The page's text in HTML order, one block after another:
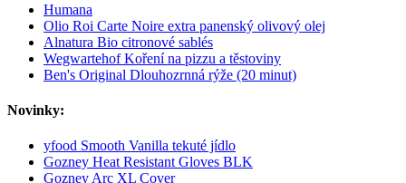
Humana
Olio Roi Carte Noire extra panenský olivový olej
Alnatura Bio citronové sablés
Wegwartehof Koření na pizzu a těstoviny
Ben's Original Dlouhozrnná rýže (20 minut)
Novinky:
yfood Smooth Vanilla tekuté jídlo
Gozney Heat Resistant Gloves BLK
Gozney Arc XL Cover